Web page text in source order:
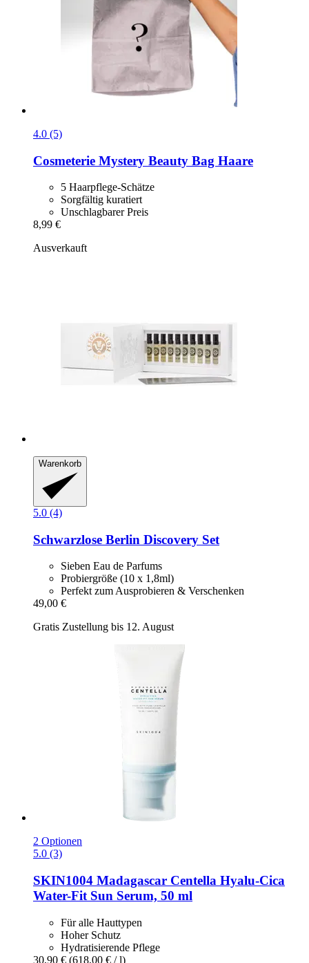
4.0 (5)
Cosmeterie Mystery Beauty Bag Haare
5 Haarpflege-Schätze
Sorgfältig kuratiert
Unschlagbarer Preis
8,99 €
Ausverkauft
Warenkorb
5.0 (4)
Schwarzlose Berlin Discovery Set
Sieben Eau de Parfums
Probiergröße (10 x 1,8ml)
Perfekt zum Ausprobieren & Verschenken
49,00 €
Gratis Zustellung bis 12. August
2 Optionen
5.0 (3)
SKIN1004 Madagascar Centella Hyalu-​Cica
Water-​Fit Sun Serum, 50 ml
Für alle Hauttypen
Hoher Schutz
Hydratisierende Pflege
30,90 € (618,00 € / l)